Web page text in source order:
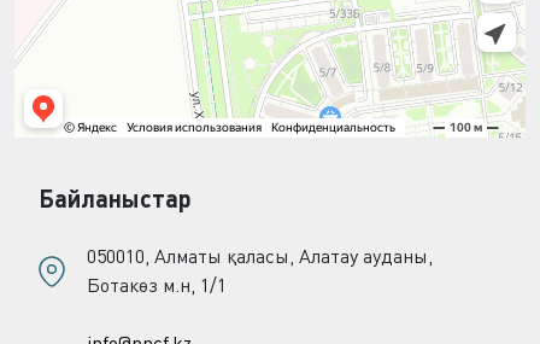
Байланыстар
050010, Алматы қаласы, Алатау ауданы,
Ботакөз м.н, 1/1